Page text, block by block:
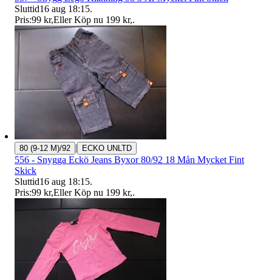
Sluttid16 aug 18:15.
Pris:99 kr,Eller Köp nu 199 kr,.
80 (9-12 M)/92 | ECKO UNLTD
556 - Snygga Eckö Jeans Byxor 80/92 18 Mån Mycket Fint
Skick
Sluttid16 aug 18:15.
Pris:99 kr,Eller Köp nu 199 kr,.